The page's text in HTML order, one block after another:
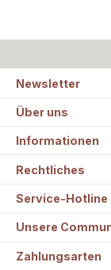
Newsletter
Über uns
Informationen
Rechtliches
Service-Hotline
Unsere
Zahlungsarten